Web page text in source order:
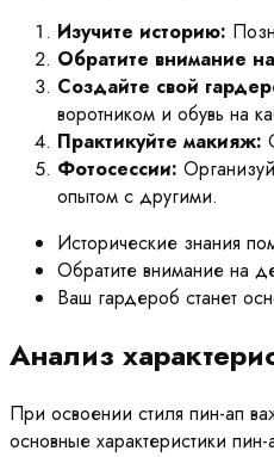
Изучите историю:
Обратите внимание
Создайте свой
воротником и обувь на
Практикуйте макияж:
Фотосессии:
опытом с другими.
Исторические знания
Обратите внимание на
Ваш гардероб станет
Анализ
При освоении стиля пин-ап
основные характеристики